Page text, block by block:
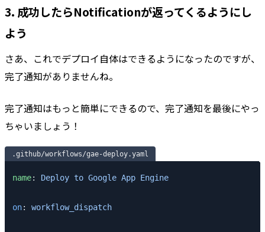
3. 成功したらNotificationが返ってくるようにし
よう
さあ、これでデプロイ自体はできるようになったのですが、
完了通知がありませんね。
完了通知はもっと簡単にできるので、完了通知を最後にやっ
ちゃいましょう！
.github/workflows/gae-deploy.yaml
name: Deploy to Google App Engine
on: workflow_dispatch